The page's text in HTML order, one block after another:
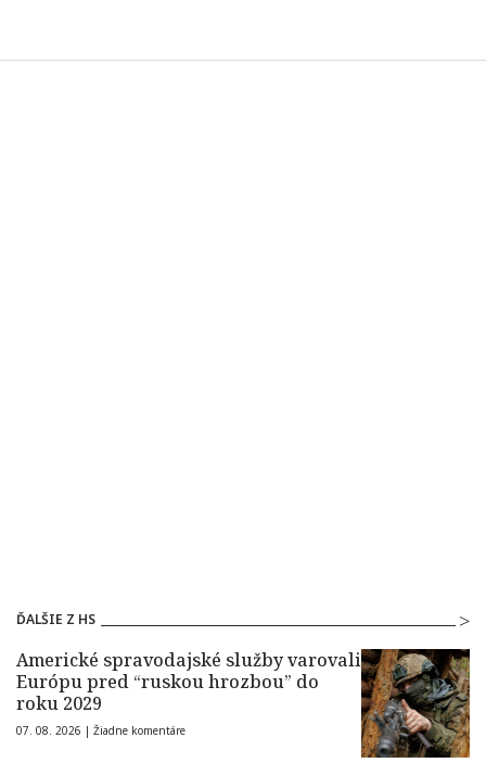
ĎALŠIE Z HS
Americké spravodajské služby varovali
Európu pred “ruskou hrozbou” do
roku 2029
07. 08. 2026 | Žiadne komentáre